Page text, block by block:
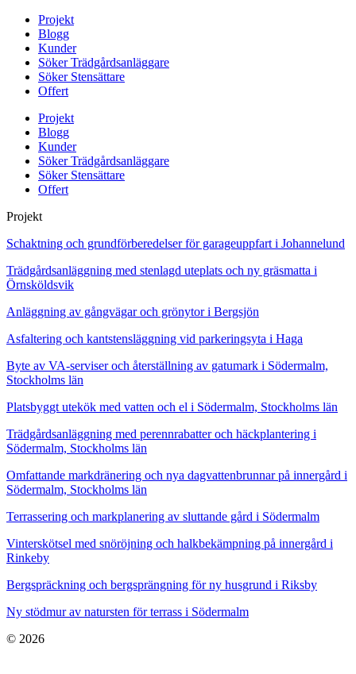
Projekt
Blogg
Kunder
Söker Trädgårdsanläggare
Söker Stensättare
Offert
Projekt
Blogg
Kunder
Söker Trädgårdsanläggare
Söker Stensättare
Offert
Projekt
Schaktning och grundförberedelser för garageuppfart i Johannelund
Trädgårdsanläggning med stenlagd uteplats och ny gräsmatta i
Örnsköldsvik
Anläggning av gångvägar och grönytor i Bergsjön
Asfaltering och kantstensläggning vid parkeringsyta i Haga
Byte av VA-serviser och återställning av gatumark i Södermalm,
Stockholms län
Platsbyggt utekök med vatten och el i Södermalm, Stockholms län
Trädgårdsanläggning med perennrabatter och häckplantering i
Södermalm, Stockholms län
Omfattande markdränering och nya dagvattenbrunnar på innergård i
Södermalm, Stockholms län
Terrassering och markplanering av sluttande gård i Södermalm
Vinterskötsel med snöröjning och halkbekämpning på innergård i
Rinkeby
Bergspräckning och bergsprängning för ny husgrund i Riksby
Ny stödmur av natursten för terrass i Södermalm
© 2026